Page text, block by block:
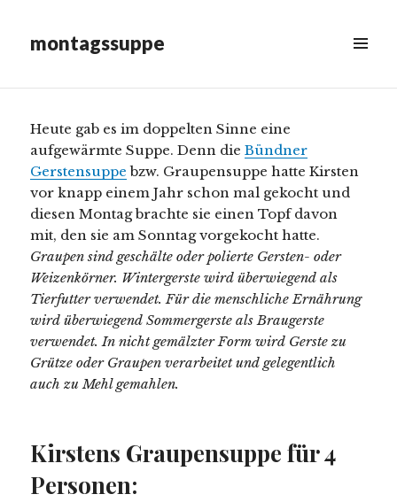
montagssuppe
WIDGETS
mehr
Inhalt
anzuzeigen
Heute gab es im doppelten Sinne eine
aufgewärmte Suppe. Denn dieBündner
Gerstensuppe bzw. Graupensuppe hatte Kirsten
vor knapp einem Jahr schon mal gekocht und
diesen Montag brachte sie einen Topf davon
mit, den sie am Sonntag vorgekocht hatte.
Graupen sind geschälte oder polierte Gersten- oder
Weizenkörner. Wintergerste wird überwiegend als
Tierfutter verwendet. Für die menschliche Ernährung
wird überwiegend Sommergerste als Braugerste
verwendet. In nicht gemälzter Form wird Gerste zu
Grütze oder Graupen verarbeitet und gelegentlich
auch zu Mehl gemahlen.
Kirstens Graupensuppe für 4
Personen: